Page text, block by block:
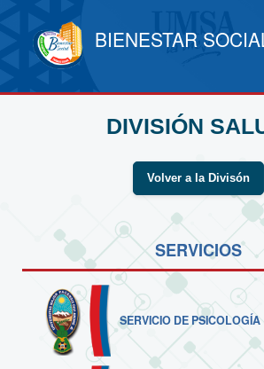
BIENESTAR
DIVISIÓN
Volver a la Divisón
SERVICIOS
SERVICIO DE PSICOLOGÍA